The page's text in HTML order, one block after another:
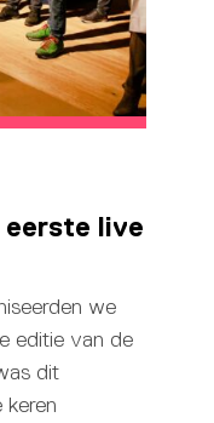
eerste live
we
editie van de
dit